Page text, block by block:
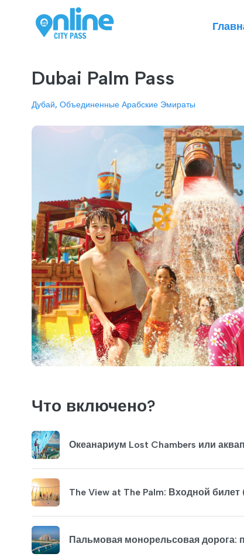
Dubai Palm Pass
Дубай, Объединенные Арабские Эмираты
Что включено?
Океанариум Lost Chambers или
The View at The Palm: Входной
Пальмовая монорельсовая дорога: